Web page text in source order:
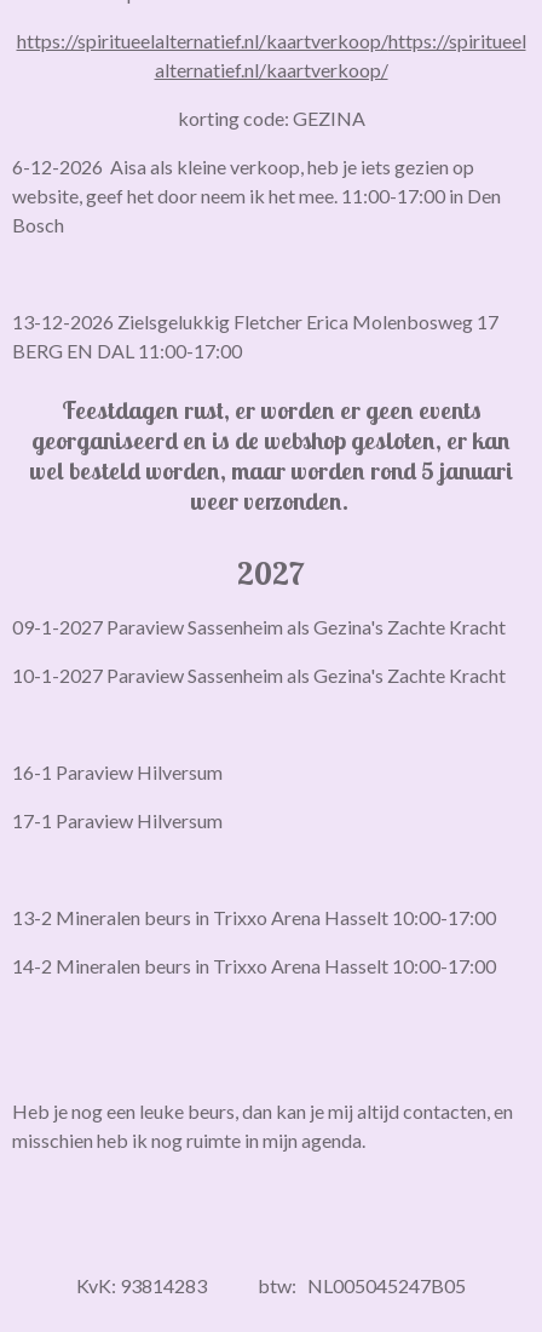
https://spiritueelalternatief.nl/kaartverkoop/https://spiritueel
alternatief.nl/kaartverkoop/
korting code: GEZINA
6-12-2026 Aisa als kleine verkoop, heb je iets gezien op
website, geef het door neem ik het mee. 11:00-17:00 in Den
Bosch
13-12-2026 Zielsgelukkig Fletcher Erica Molenbosweg 17
BERG EN DAL 11:00-17:00
Feestdagen rust, er worden er geen events
georganiseerd en is de webshop gesloten, er kan
wel besteld worden, maar worden rond 5 januari
weer verzonden.
2027
09-1-2027 Paraview Sassenheim als Gezina's Zachte Kracht
10-1-2027 Paraview Sassenheim als Gezina's Zachte Kracht
16-1 Paraview Hilversum
17-1 Paraview Hilversum
13-2 Mineralen beurs in Trixxo Arena Hasselt 10:00-17:00
14-2 Mineralen beurs in Trixxo Arena Hasselt 10:00-17:00
Heb je nog een leuke beurs, dan kan je mij altijd contacten, en
misschien heb ik nog ruimte in mijn agenda.
KvK: 93814283 btw: NL005045247B05